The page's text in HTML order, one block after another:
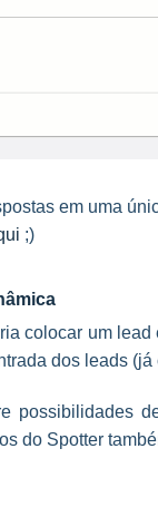
em uma
;)
colocar um
dos leads
possibilidades
do Spotter